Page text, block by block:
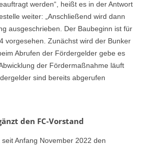
werden“, heißt es in der Antwort
weiter: „Anschließend wird dann
ausgeschrieben. Der Baubeginn ist für
vorgesehen. Zunächst wird der Bunker
Abrufen der Fördergelder gebe es
der Fördermaßnahme läuft
sind bereits abgerufen
den FC-Vorstand
Anfang November 2022 den